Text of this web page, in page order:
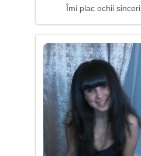
Îmi plac ochii sinceri